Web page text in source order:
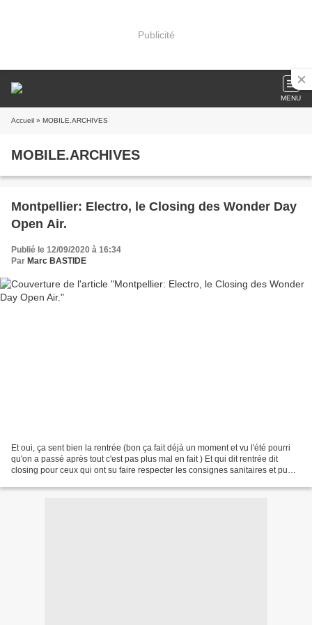
Publicité
MENU
Accueil » MOBILE.ARCHIVES
MOBILE.ARCHIVES
Montpellier: Electro, le Closing des Wonder Day
Open Air.
Publié le 12/09/2020 à 16:34
Par Marc BASTIDE
Et oui, ça sent bien la rentrée (bon ça fait déjà un moment et vu l'été pourri
qu'on a passé après tout c'est pas plus mal en fait ) Et qui dit rentrée dit
closing pour ceux qui ont su faire respecter les consignes sanitaires et pu